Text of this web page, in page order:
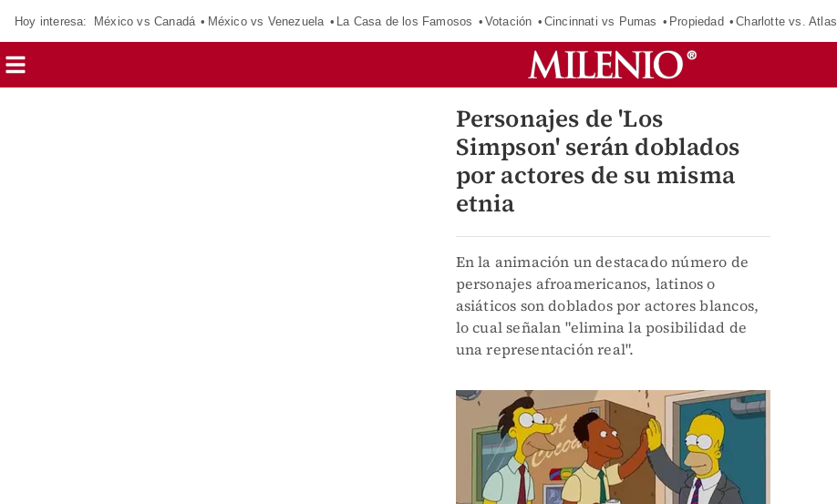
Hoy interesa: México vs Canadá México vs Venezuela La Casa de los Famosos Votación Cincinnati vs Pumas Propiedad Charlotte vs. Atlas
Personajes de 'Los
Simpson' serán doblados
por actores de su misma
etnia
En la animación un destacado número de
personajes afroamericanos, latinos o
asiáticos son doblados por actores blancos,
lo cual señalan "elimina la posibilidad de
una representación real".